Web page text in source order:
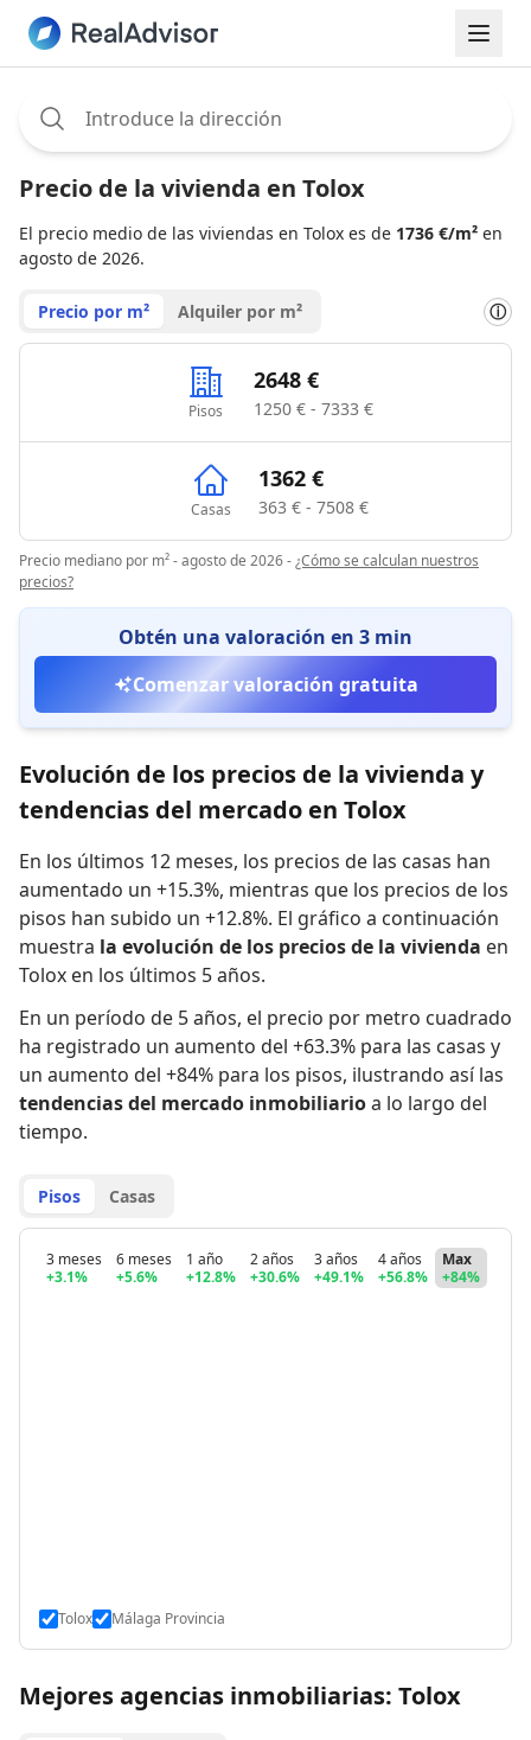
Precio de la vivienda en Tolox
El precio medio de las viviendas en Tolox es de 1736 €/m² en
agosto de 2026.
Precio por m² Alquiler por m² ⓘ
Pisos
2648 €
1250 € - 7333 €
Casas
1362 €
363 € - 7508 €
Precio mediano por m² - agosto de 2026-¿Cómo se calculan nuestros
precios?
Obtén una valoración en 3 min
Comenzar valoración gratuita
Evolución de los precios de la vivienda y
tendencias del mercado en Tolox
En los últimos 12 meses, los precios de las casas han
aumentado un +15.3%, mientras que los precios de los
pisos han subido un +12.8%. El gráfico a continuación
muestra la evolución de los precios de la vivienda en
Tolox en los últimos 5 años.
En un período de 5 años, el precio por metro cuadrado
ha registrado un aumento del +63.3% para las casas y
un aumento del +84% para los pisos, ilustrando así las
tendencias del mercado inmobiliarioa lo largo del
tiempo.
Pisos Casas
3 meses
+3.1%
6 meses
+5.6%
1 año
+12.8%
2 años
+30.6%
3 años
+49.1%
4 años
+56.8%
Max
+84%
Tolox Málaga Provincia
Mejores agencias inmobiliarias: Tolox